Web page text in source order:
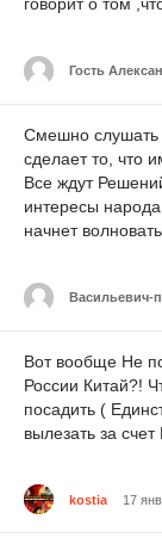
Гость
Смешно слушать
сделает то, что
Все ждут
интересы
начнет
Васильевич-
Вот вообще Не
России Китай?!
посадить (
вылезать за
kostia 17